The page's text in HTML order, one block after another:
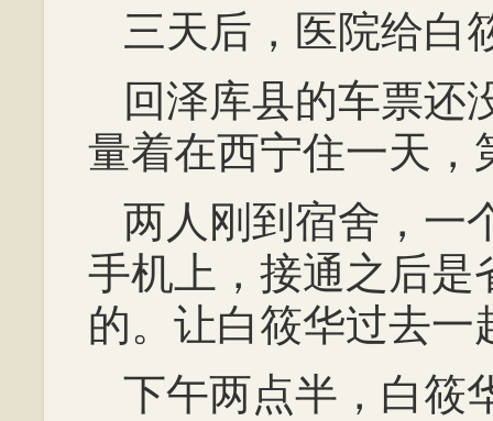
三天后，医院给白
回泽库县的车票还
量着在西宁住一天，
两人刚到宿舍，一
手机上，接通之后是
的。让白筱华过去一
下午两点半，白筱